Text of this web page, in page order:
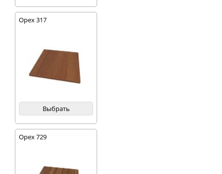
Орех 317
Выбрать
Орех 729